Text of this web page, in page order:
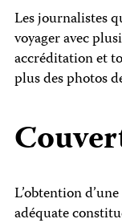
Les journalistes
voyager avec
accréditation et
plus des photos
L’obtention
adéquate